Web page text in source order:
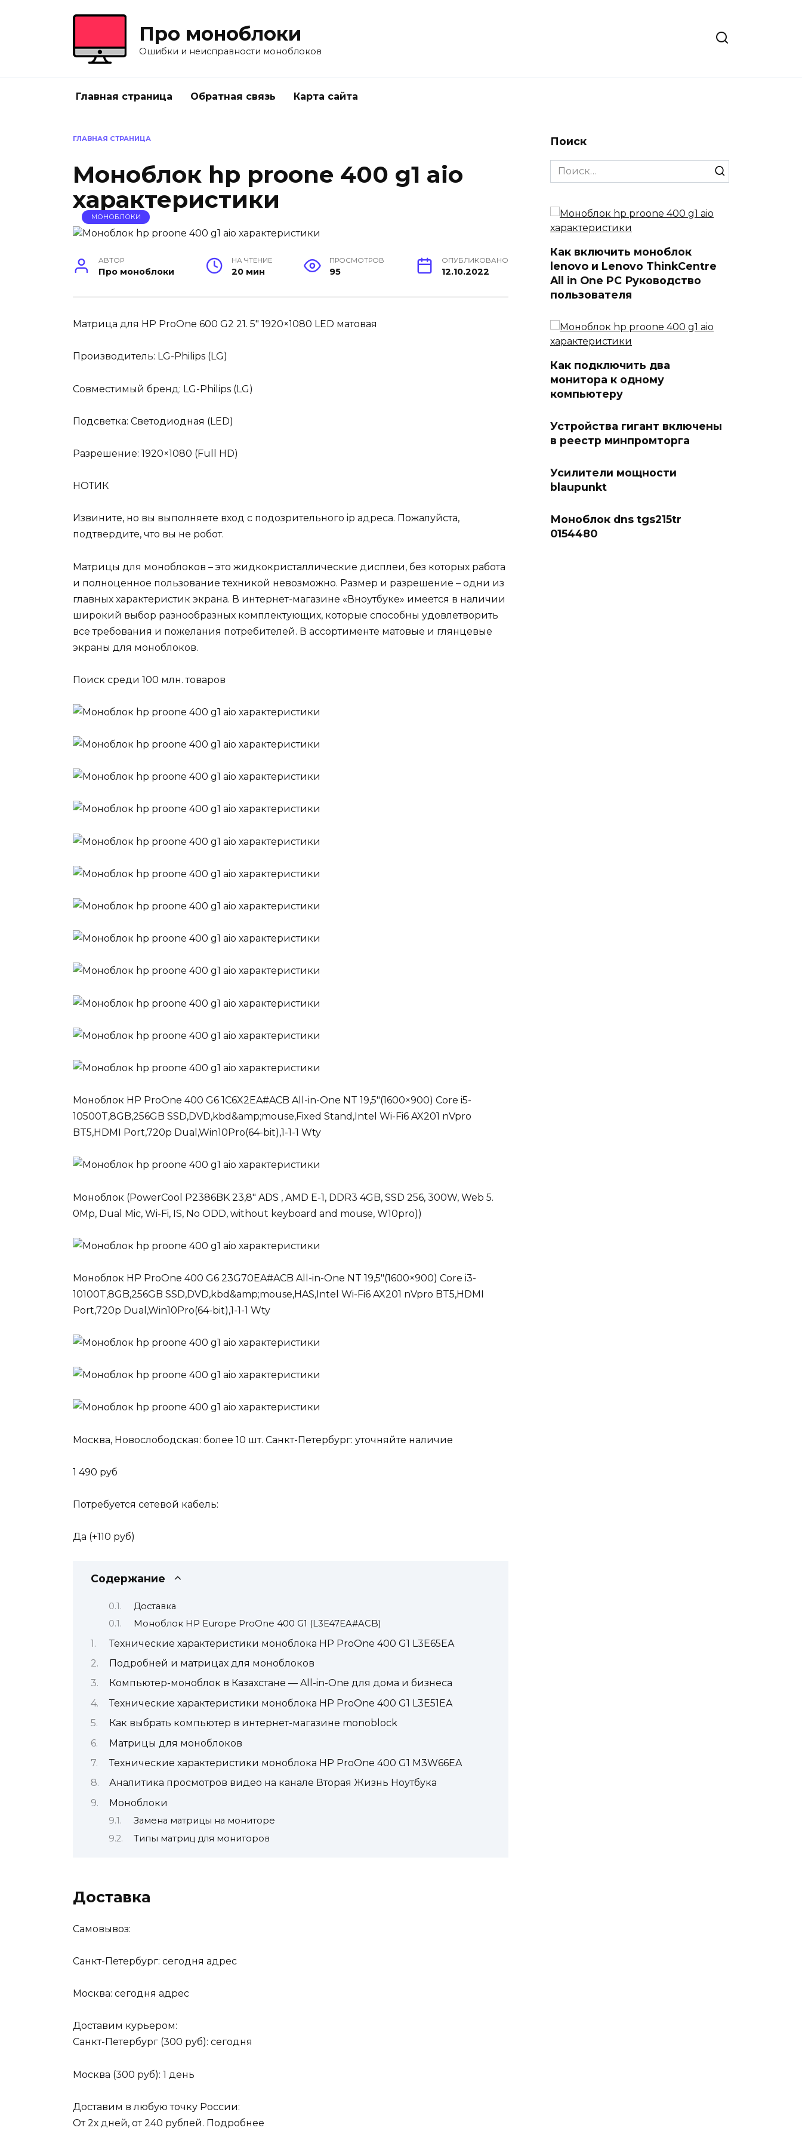
Про моноблоки
Ошибки и неисправности моноблоков
Главная страница Обратная связь Карта сайта
ГЛАВНАЯ СТРАНИЦА
Моноблок hp proone 400 g1 aio
характеристики
МОНОБЛОКИ
АВТОР
Про моноблоки
НА ЧТЕНИЕ
20 мин
ПРОСМОТРОВ
95
ОПУБЛИКОВАНО
12.10.2022
Матрица для HP ProOne 600 G2 21. 5″ 1920×1080 LED матовая
Производитель: LG-Philips (LG)
Совместимый бренд: LG-Philips (LG)
Подсветка: Светодиодная (LED)
Разрешение: 1920×1080 (Full HD)
НОТИК
Извините, но вы выполняете вход с подозрительного ip адреса. Пожалуйста,
подтвердите, что вы не робот.
Матрицы для моноблоков – это жидкокристаллические дисплеи, без которых работа
и полноценное пользование техникой невозможно. Размер и разрешение – одни из
главных характеристик экрана. В интернет-магазине «Вноутбуке» имеется в наличии
широкий выбор разнообразных комплектующих, которые способны удовлетворить
все требования и пожелания потребителей. В ассортименте матовые и глянцевые
экраны для моноблоков.
Поиск среди 100 млн. товаров
Моноблок HP ProOne 400 G6 1C6X2EA#ACB All-in-One NT 19,5″(1600×900) Core i5-
10500T,8GB,256GB SSD,DVD,kbd&amp;mouse,Fixed Stand,Intel Wi-Fi6 AX201 nVpro
BT5,HDMI Port,720p Dual,Win10Pro(64-bit),1-1-1 Wty
Моноблок (PowerCool P2386BK 23,8″ ADS , AMD E-1, DDR3 4GB, SSD 256, 300W, Web 5.
0Mp, Dual Mic, Wi-Fi, IS, No ODD, without keyboard and mouse, W10pro))
Моноблок HP ProOne 400 G6 23G70EA#ACB All-in-One NT 19,5″(1600×900) Core i3-
10100T,8GB,256GB SSD,DVD,kbd&amp;mouse,HAS,Intel Wi-Fi6 AX201 nVpro BT5,HDMI
Port,720p Dual,Win10Pro(64-bit),1-1-1 Wty
Москва, Новослободская: более 10 шт. Санкт-Петербург: уточняйте наличие
1 490 руб
Потребуется сетевой кабель:
Да (+110 руб)
Содержание
Доставка
Моноблок HP Europe ProOne 400 G1 (L3E47EA#ACB)
Технические характеристики моноблока HP ProOne 400 G1 L3E65EA
Подробней и матрицах для моноблоков
Компьютер-моноблок в Казахстане — All-in-One для дома и бизнеса
Технические характеристики моноблока HP ProOne 400 G1 L3E51EA
Как выбрать компьютер в интернет-магазине monoblock
Матрицы для моноблоков
Технические характеристики моноблока HP ProOne 400 G1 M3W66EA
Аналитика просмотров видео на канале Вторая Жизнь Ноутбука
Моноблоки
Замена матрицы на мониторе
Типы матриц для мониторов
Доставка
Самовывоз:
Санкт-Петербург: сегодня адрес
Москва: сегодня адрес
Доставим курьером:
Санкт-Петербург (300 руб): сегодня
Москва (300 руб): 1 день
Доставим в любую точку России:
От 2х дней, от 240 рублей. Подробнее
Поиск
Search
for:
Как включить моноблок
lenovo и Lenovо ThinkCentre
All in One PC Руководство
пользователя
Как подключить два
монитора к одному
компьютеру
Устройства гигант включены
в реестр минпромторга
Усилители мощности
blaupunkt
Моноблок dns tgs215tr
0154480